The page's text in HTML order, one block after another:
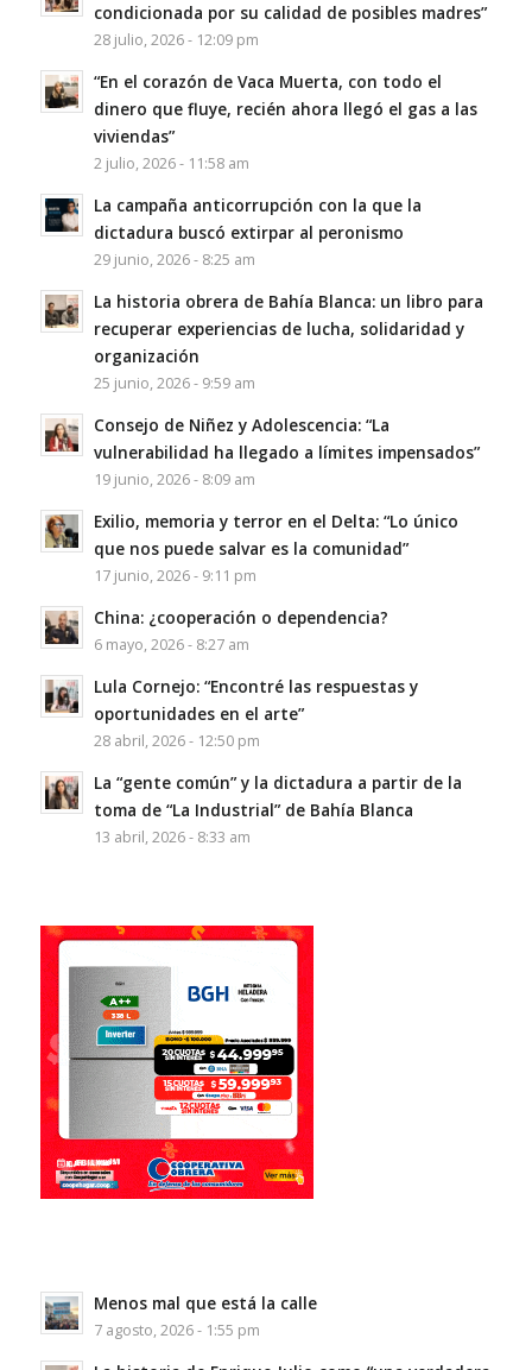
condicionada por su calidad de posibles madres”
28 julio, 2026 - 12:09 pm
“En el corazón de Vaca Muerta, con todo el
dinero que fluye, recién ahora llegó el gas a las
viviendas”
2 julio, 2026 - 11:58 am
La campaña anticorrupción con la que la
dictadura buscó extirpar al peronismo
29 junio, 2026 - 8:25 am
La historia obrera de Bahía Blanca: un libro para
recuperar experiencias de lucha, solidaridad y
organización
25 junio, 2026 - 9:59 am
Consejo de Niñez y Adolescencia: “La
vulnerabilidad ha llegado a límites impensados”
19 junio, 2026 - 8:09 am
Exilio, memoria y terror en el Delta: “Lo único
que nos puede salvar es la comunidad”
17 junio, 2026 - 9:11 pm
China: ¿cooperación o dependencia?
6 mayo, 2026 - 8:27 am
Lula Cornejo: “Encontré las respuestas y
oportunidades en el arte”
28 abril, 2026 - 12:50 pm
La “gente común” y la dictadura a partir de la
toma de “La Industrial” de Bahía Blanca
13 abril, 2026 - 8:33 am
Menos mal que está la calle
7 agosto, 2026 - 1:55 pm